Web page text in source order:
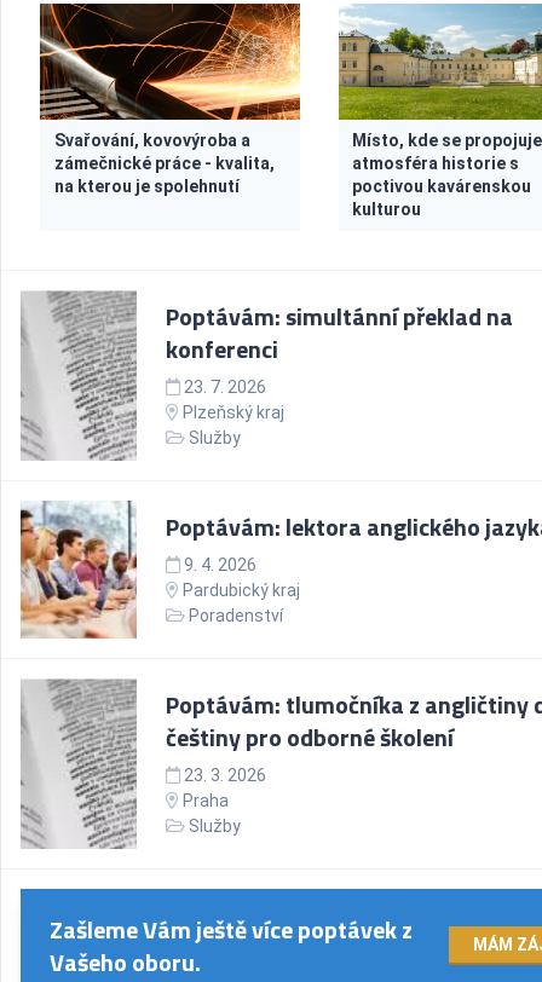
Svařování, kovovýroba a
zámečnické práce - kvalita,
na kterou je spolehnutí
Místo, kde se propojuje
atmosféra historie s
poctivou kavárenskou
kulturou
Poptávám: simultánní překlad na
konferenci
23. 7. 2026
Plzeňský kraj
Služby
Poptávám: lektora anglického
9. 4. 2026
Pardubický kraj
Poradenství
Poptávám: tlumočníka z angličtiny
češtiny pro odborné školení
23. 3. 2026
Praha
Služby
Zašleme Vám ještě více poptávek z
Vašeho oboru.
MÁM